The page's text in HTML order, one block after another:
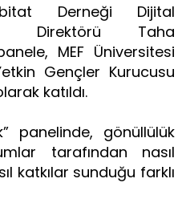
Derneği Dijital
Direktörü Taha
MEF Üniversitesi
Gençler Kurucusu
katıldı.
panelinde, gönüllülük
tarafından nasıl
katkılar sunduğu farklı